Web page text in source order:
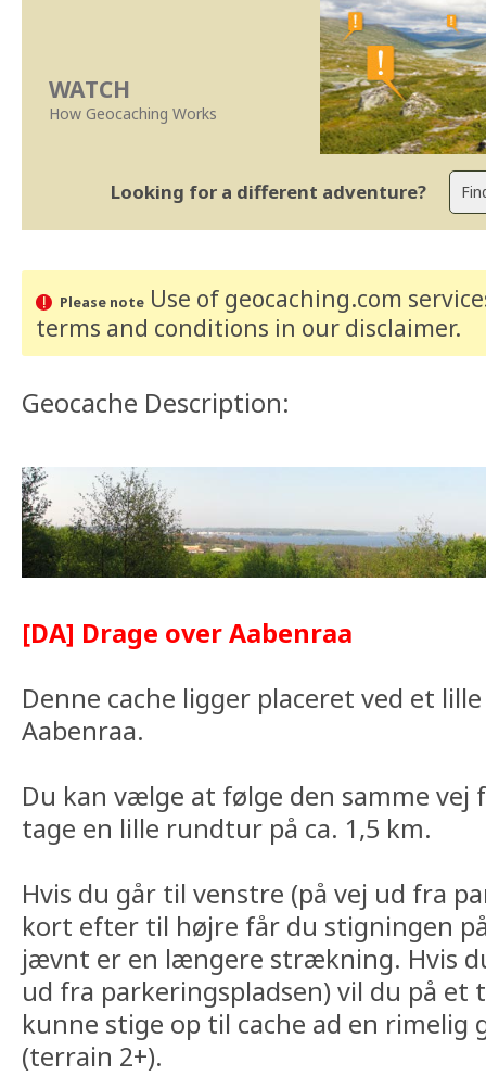
WATCH
How Geocaching Works
Looking for a different adventure?
Please noteUse of geocaching.com
terms and conditions in our disclaimer.
Geocache Description:
[DA] Drage over Aabenraa
Denne cache ligger placeret ved et
Aabenraa.
Du kan vælge at følge den samme vej
tage en lille rundtur på ca. 1,5 km.
Hvis du går til venstre (på vej ud fra
kort efter til højre får du stigningen
jævnt er en længere strækning. Hvis
ud fra parkeringspladsen) vil du på
kunne stige op til cache ad en rimelig
(terrain 2+).